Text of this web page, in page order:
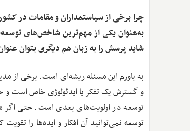
چرا برخی از سیاستمداران و مقامات در
به‌عنوان یکی از مهم‌ترین شاخص‌های
شاید پرسش را به زبان هم دیگری بتوان
به باورم این مسئله ریشه‌ای است. برخی از
و گسترش یک تفکر یا ایدئولوژی خاص است و
توسعه در اولویت‌های بعدی است. حتی اگر
توسعه نمی‌توانید آن افکار و ایده‌ها را